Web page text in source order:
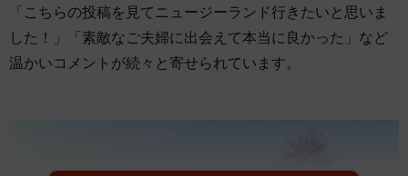
「こちらの投稿を見てニュージーランド行きたいと思いま
した！」「素敵なご夫婦に出会えて本当に良かった」など
温かいコメントが続々と寄せられています。